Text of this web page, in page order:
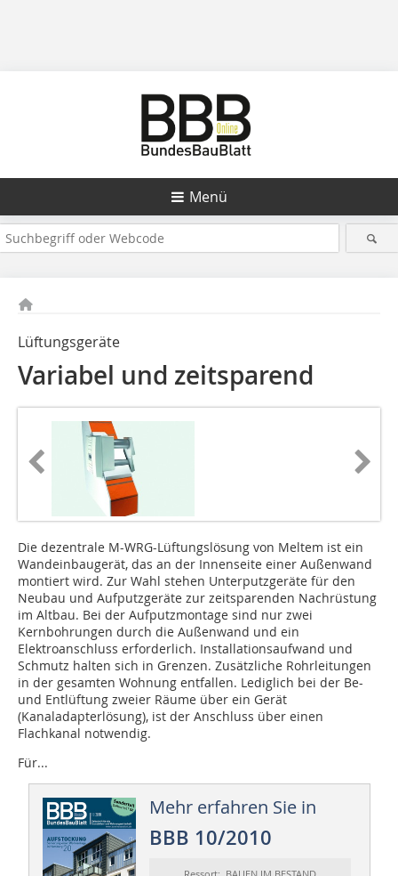
Menü
Lüftungsgeräte
Variabel und zeitsparend
Die dezentrale M-WRG-Lüftungslösung von Meltem ist ein
Wandeinbaugerät, das an der Innenseite einer Außenwand
montiert wird. Zur Wahl stehen Unterputzgeräte für den
Neubau und Aufputzgeräte zur zeitsparenden Nachrüstung
im Altbau. Bei der Aufputzmontage sind nur zwei
Kernbohrungen durch die Außenwand und ein
Elektroanschluss erforderlich. Installationsaufwand und
Schmutz halten sich in Grenzen. Zusätzliche Rohrleitungen
in der gesamten Wohnung entfallen. Lediglich bei der Be-
und Entlüftung zweier Räume über ein Gerät
(Kanaladapterlösung), ist der Anschluss über einen
Flachkanal notwendig.
Für...
Mehr erfahren Sie in
BBB 10/2010